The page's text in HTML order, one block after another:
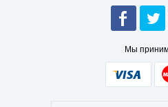
Мы